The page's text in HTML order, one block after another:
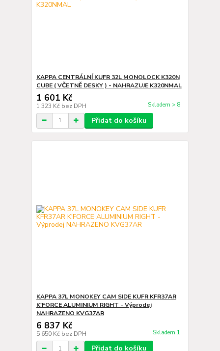
KAPPA CENTRÁLNÍ KUFR 32L MONOLOCK K320N
CUBE ( VČETNĚ DESKY ) - NAHRAZUJE K320NMAL
1 601 Kč
1 323 Kč bez DPH Skladem > 8
Přidat do košíku
KAPPA 37L MONOKEY CAM SIDE KUFR KFR37AR
K'FORCE ALUMINIUM RIGHT - Výprodej
NAHRAZENO KVG37AR
6 837 Kč
5 650 Kč bez DPH Skladem 1
Přidat do košíku